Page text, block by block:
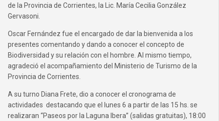
de la Provincia de Corrientes, la Lic. María Cecilia González
Gervasoni.
Oscar Fernández fue el encargado de dar la bienvenida a los
presentes comentando y dando a conocer el concepto de
Biodiversidad y su relación con el hombre. Al mismo tiempo,
agradeció el acompañamiento del Ministerio de Turismo de la
Provincia de Corrientes.
A su turno Diana Frete, dio a conocer el cronograma de
actividades destacando que el lunes 6 a partir de las 15 hs. se
realizaran “Paseos por la Laguna Ibera” (salidas gratuitas), 18:00